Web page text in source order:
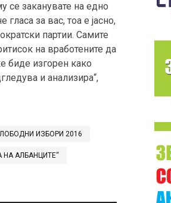
се заканувате на едно
за вас, тоа е јасно,
партии. Самите
на вработените да
биде изгорен како
и анализира“,
ИЗБОРИ 2016
НА АЛБАНЦИТЕ“